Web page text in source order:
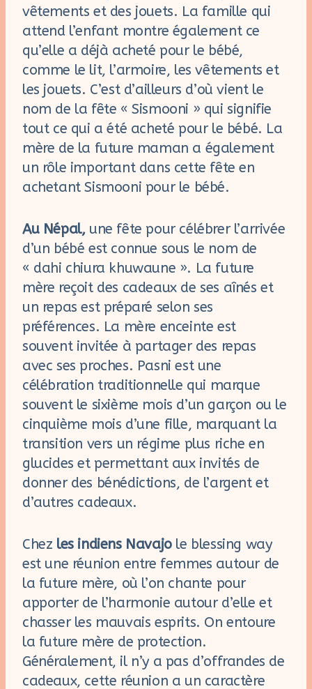
vêtements et des jouets. La famille qui
attend l’enfant montre également ce
qu’elle a déjà acheté pour le bébé,
comme le lit, l’armoire, les vêtements et
les jouets. C’est d’ailleurs d’où vient le
nom de la fête « Sismooni » qui signifie
tout ce qui a été acheté pour le bébé. La
mère de la future maman a également
un rôle important dans cette fête en
achetant Sismooni pour le bébé.
Au Népal,une fête pour célébrer l’arrivée
d’un bébé est connue sous le nom de
« dahi chiura khuwaune ». La future
mère reçoit des cadeaux de ses aînés et
un repas est préparé selon ses
préférences. La mère enceinte est
souvent invitée à partager des repas
avec ses proches. Pasni est une
célébration traditionnelle qui marque
souvent le sixième mois d’un garçon ou le
cinquième mois d’une fille, marquant la
transition vers un régime plus riche en
glucides et permettant aux invités de
donner des bénédictions, de l’argent et
d’autres cadeaux.
Chez les indiens Navajole blessing way
est une réunion entre femmes autour de
la future mère, où l’on chante pour
apporter de l’harmonie autour d’elle et
chasser les mauvais esprits. On entoure
la future mère de protection.
Généralement, il n’y a pas d’offrandes de
cadeaux, cette réunion a un caractère